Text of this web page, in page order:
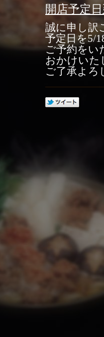
開店予定
誠に申し訳
予定日を5/
ご予約をい
おかけいた
ご了承よろ